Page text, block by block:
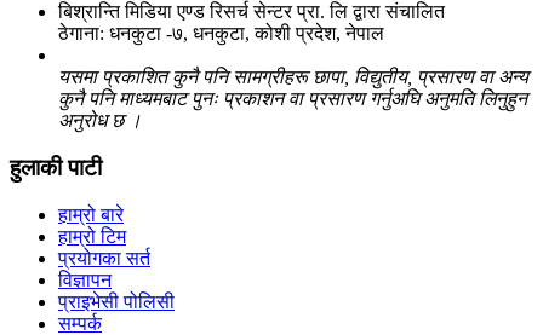
बिश्रान्ति मिडिया एण्ड रिसर्च सेन्टर प्रा. लि द्वारा संचालित
ठेगाना: धनकुटा -७, धनकुटा, कोशी प्रदेश, नेपाल
यसमा प्रकाशित कुनै पनि सामग्रीहरू छापा, विद्युतीय, प्रसारण वा अन्य
कुनै पनि माध्यमबाट पुनः प्रकाशन वा प्रसारण गर्नुअघि अनुमति लिनुहुन
अनुरोध छ ।
हुलाकी पाटी
हाम्रो बारे
हाम्रो टिम
प्रयोगका सर्त
विज्ञापन
प्राइभेसी पोलिसी
सम्पर्क